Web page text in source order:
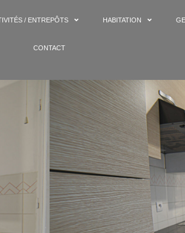
/ ENTREPÔTS HABITATION
CONTACT